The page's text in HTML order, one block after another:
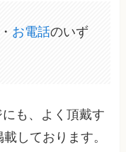
・ お電話のいず
にも、よく頂戴す
しております。